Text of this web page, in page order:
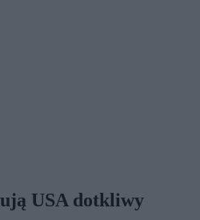
USA dotkliwy